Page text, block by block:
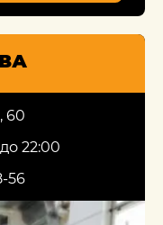
60
22:00
56